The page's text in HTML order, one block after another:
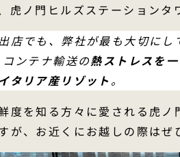
虎ノ門ヒルズステーション
店でも、弊社が最も大切にし
ンテナ輸送の熱ストレスを
タリア産リゾット。
度を知る方々に愛される虎
が、お近くにお越しの際はぜ